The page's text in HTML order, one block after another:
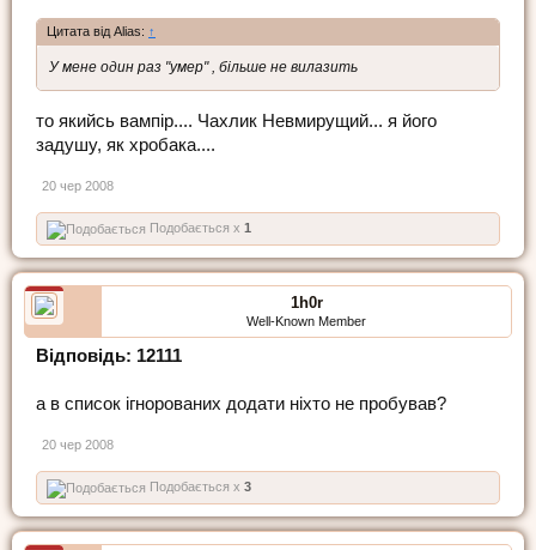
Цитата від Alias: ↑
У мене один раз "умер" , більше не вилазить
то якийсь вампір.... Чахлик Невмирущий... я його
задушу, як хробака....
20 чер 2008
Подобається x 1
1h0r
Well-Known Member
Відповідь: 12111
а в список ігнорованих додати ніхто не пробував?
20 чер 2008
Подобається x 3